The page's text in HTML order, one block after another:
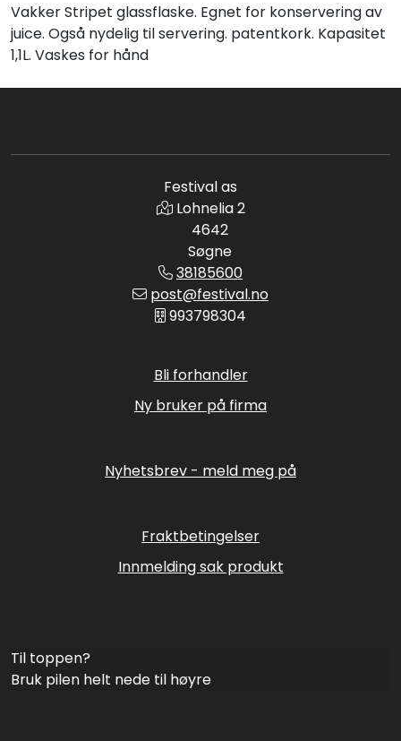
Vakker Stripet glassflaske. Egnet for konservering av
juice. Også nydelig til servering. patentkork. Kapasitet
1,1L. Vaskes for hånd
Festival as
Lohnelia 2
4642
Søgne
38185600
post@festival.no
993798304
Bli forhandler
Ny bruker på firma
Nyhetsbrev - meld meg på
Fraktbetingelser
Innmelding sak produkt
Til toppen?
Bruk pilen helt nede til høyre